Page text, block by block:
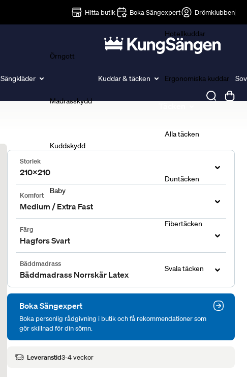
Hitta butik Boka Sängexpert Drömklubben
Sängkläder
Örngott
Madrasskydd
Kuddskydd
Baby
Kuddar & täcken
Hotellkuddar
Ergonomiska kuddar
Alla täcken
Duntäcken
Fibertäcken
Svala täcken
Storlek
210x210
Komfort
Medium / Extra Fast
Färg
Hagfors Svart
Bäddmadrass
Bäddmadrass Norrskär Latex
Boka Sängexpert
Boka personlig rådgivning i butik och få rekommendationer som
gör skillnad för din sömn.
Leveranstid3-4 veckor